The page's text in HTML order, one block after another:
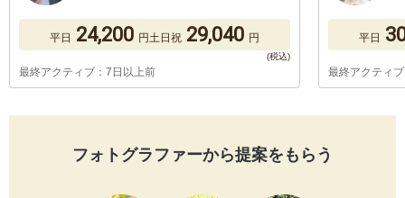
平日 24,200 円土日祝 29,040 円
最終アクティブ：7日以上前
平日
最終アクティ
フォトグラファーから提案をもらう